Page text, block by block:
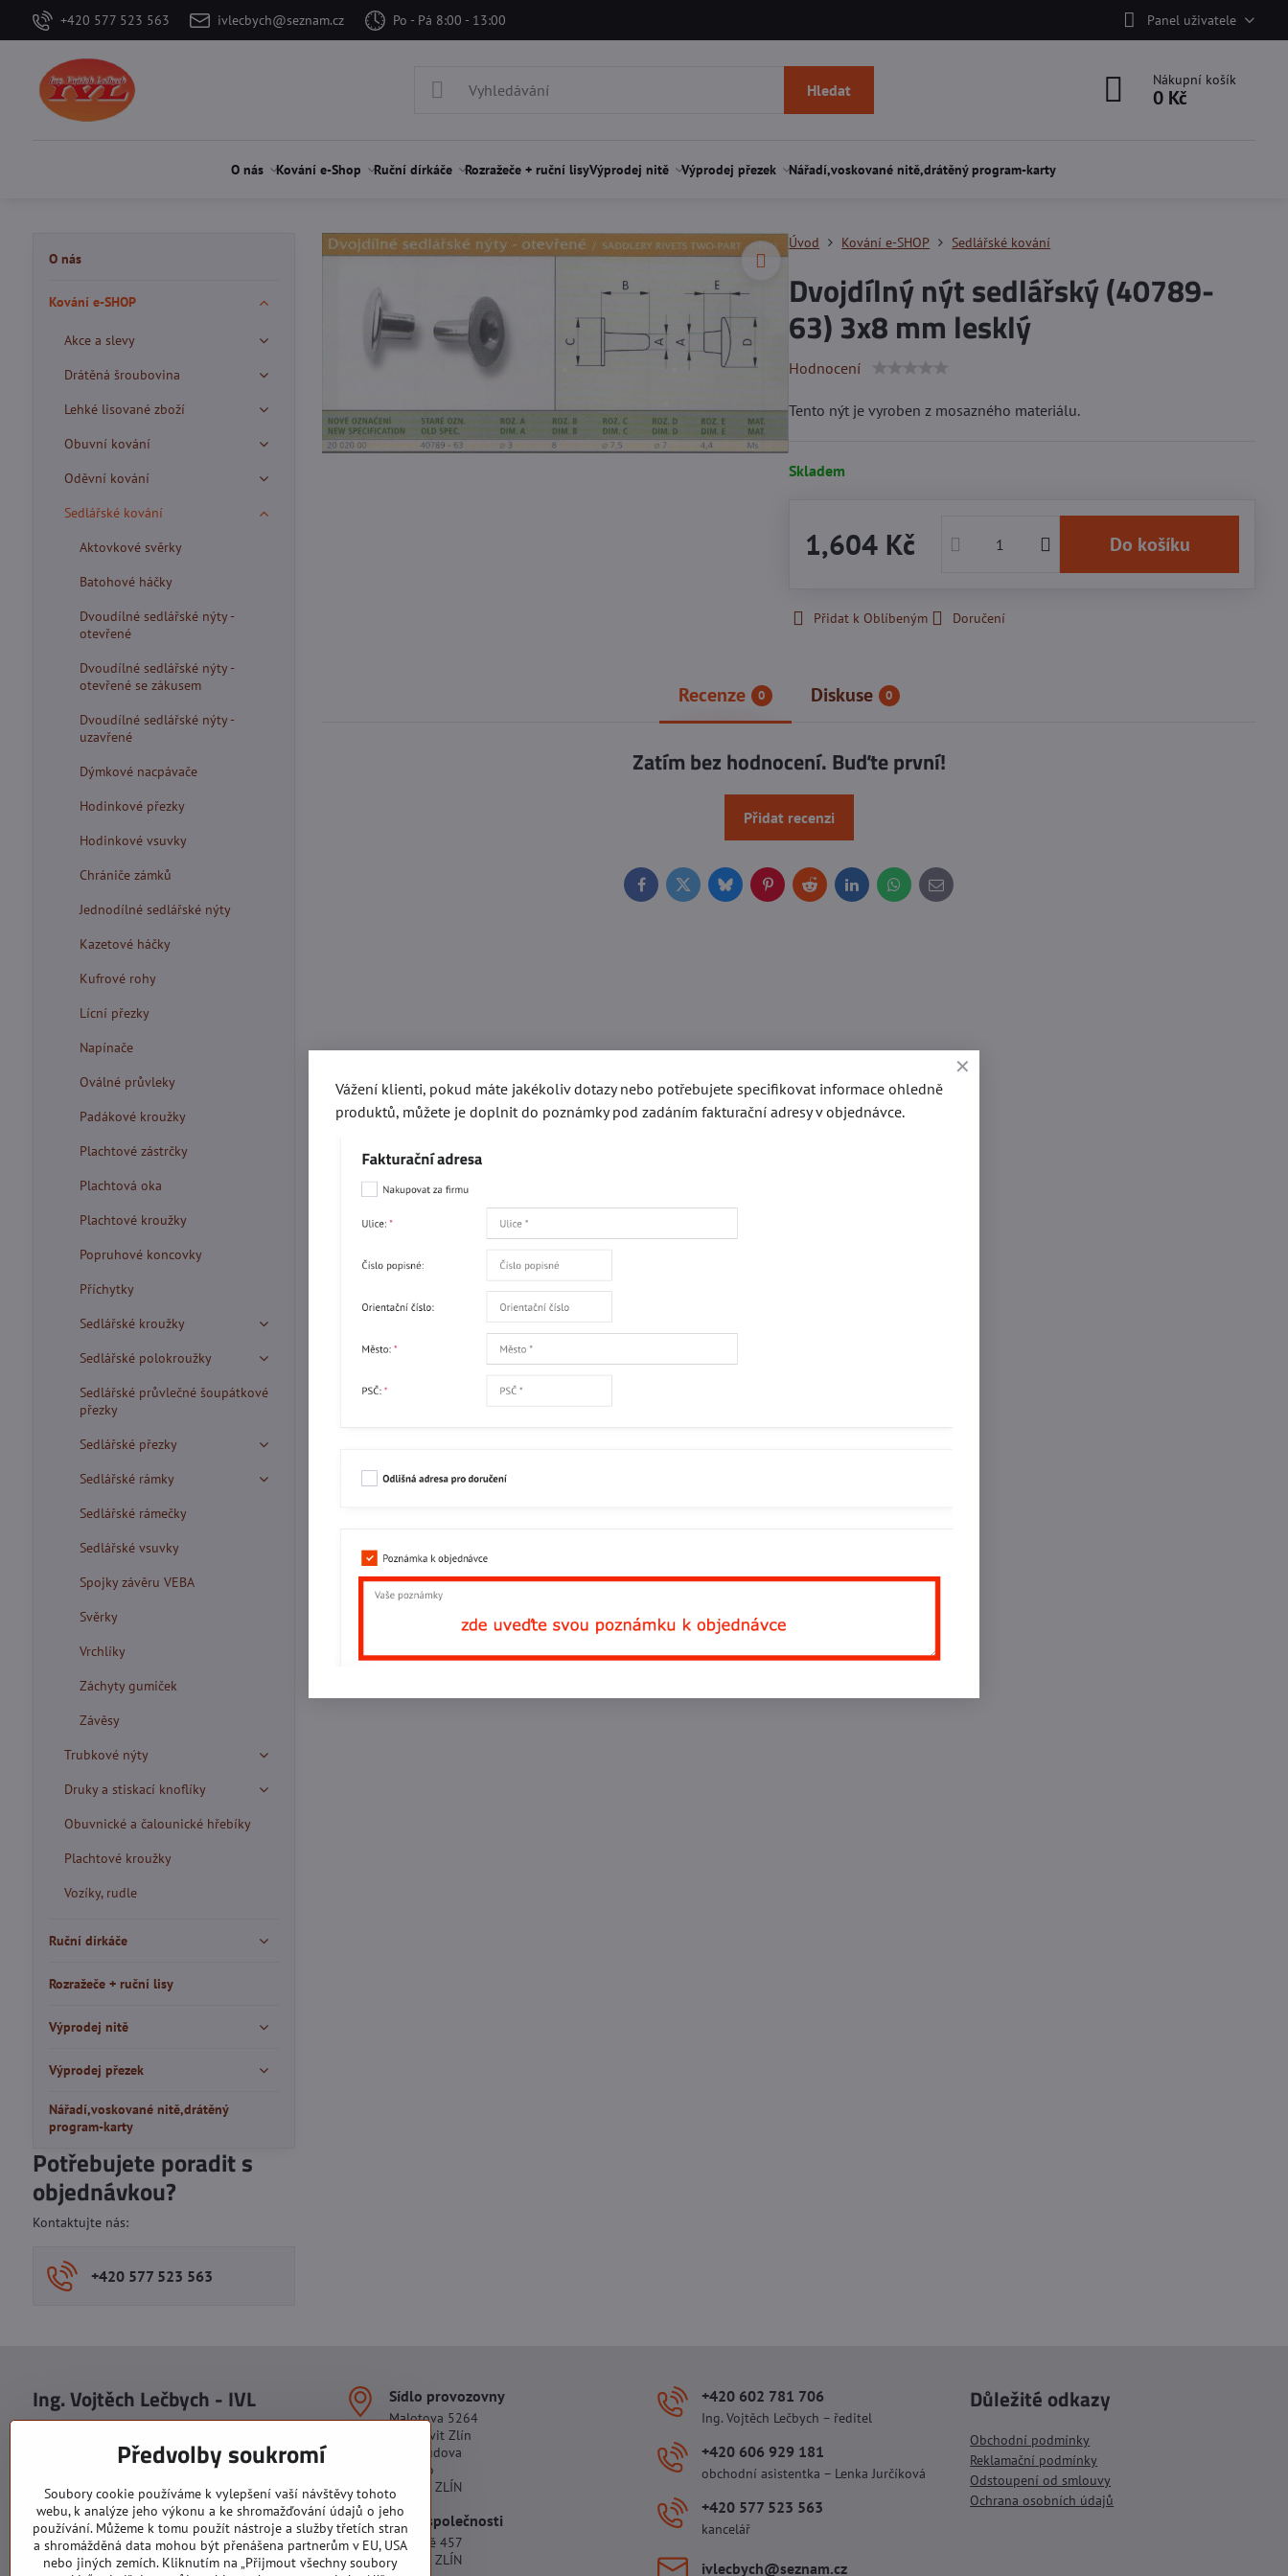
+420 577 523 563 ivlecbych@seznam.cz Po - Pá 8:00 - 13:00 Panel uživatele
Hledat
Nákupní košík
0 Kč
O nás Kování e-Shop Ruční dírkáče Rozražeče + ruční lisyVýprodej nitě Výprodej přezek Nářadí,voskované nitě,drátěný program-karty
Úvod Kování e-SHOP Sedlářské kování
Dvojdílný nýt sedlářský (40789-
63) 3x8 mm lesklý
Hodnocení
Tento nýt je vyroben z mosazného materiálu.
Skladem
1,604 Kč Do košíku
Přidat k Oblíbeným Doručení
Recenze 0 Diskuse 0
Zatím bez hodnocení. Buďte první!
Přidat recenzi
FacebookTwitterBlueskyPinterestRedditLinkedInWhatsApp
E-
mail
O nás
Kování e-SHOP
Akce a slevy
Drátěná šroubovina
Lehké lisované zboží
Obuvní kování
Oděvní kování
Sedlářské kování
Aktovkové svěrky
Batohové háčky
Dvoudílné sedlářské nýty -
otevřené
Dvoudílné sedlářské nýty -
otevřené se zákusem
Dvoudílné sedlářské nýty -
uzavřené
Dýmkové nacpávače
Hodinkové přezky
Hodinkové vsuvky
Chrániče zámků
Jednodílné sedlářské nýty
Kazetové háčky
Kufrové rohy
Lícní přezky
Napínače
Oválné průvleky
Padákové kroužky
Plachtové zástrčky
Plachtová oka
Plachtové kroužky
Popruhové koncovky
Příchytky
Sedlářské kroužky
Sedlářské polokroužky
Sedlářské průvlečné šoupátkové
přezky
Sedlářské přezky
Sedlářské rámky
Sedlářské rámečky
Sedlářské vsuvky
Spojky závěru VEBA
Svěrky
Vrchlíky
Záchyty gumiček
Závěsy
Trubkové nýty
Druky a stiskací knoflíky
Obuvnické a čalounické hřebíky
Plachtové kroužky
Vozíky, rudle
Ruční dírkáče
Rozražeče + ruční lisy
Výprodej nitě
Výprodej přezek
Nářadí,voskované nitě,drátěný
program-karty
Potřebujete poradit s
objednávkou?
Kontaktujte nás:
+420 577 523 563
Ing. Vojtěch Lečbych - IVL
DIČ: CZ5602130809
IČO: 29007356
DIČ: CZ29007356
Sídlo provozovny
Malotova 5264
Areál Svit Zlín
113. budova
1. patro
760 01 ZLÍN
Sídlo společnosti
U Hřiště 457
760 01 ZLÍN
+420 602 781 706
Ing. Vojtěch Lečbych – ředitel
+420 606 929 181
obchodní asistentka – Lenka Jurčíková
+420 577 523 563
kancelář
ivlecbych​@seznam​.cz
Důležité odkazy
Obchodní podmínky
Reklamační podmínky
Odstoupení od smlouvy
Ochrana osobních údajů
Předvolby soukromí
Soubory cookie používáme k vylepšení vaší návštěvy tohoto
webu, k analýze jeho výkonu a ke shromažďování údajů o jeho
používání. Můžeme k tomu použít nástroje a služby třetích stran
a shromážděná data mohou být přenášena partnerům v EU, USA
nebo jiných zemích. Kliknutím na „Přijmout všechny soubory
Vážení klienti, pokud máte jakékoliv dotazy nebo potřebujete specifikovat informace ohledně
produktů, můžete je doplnit do poznámky pod zadáním fakturační adresy v objednávce.